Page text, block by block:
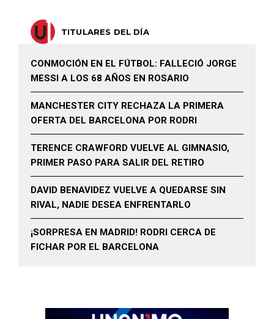
TITULARES DEL DÍA
CONMOCIÓN EN EL FÚTBOL: FALLECIÓ JORGE
MESSI A LOS 68 AÑOS EN ROSARIO
MANCHESTER CITY RECHAZA LA PRIMERA
OFERTA DEL BARCELONA POR RODRI
TERENCE CRAWFORD VUELVE AL GIMNASIO,
PRIMER PASO PARA SALIR DEL RETIRO
DAVID BENAVIDEZ VUELVE A QUEDARSE SIN
RIVAL, NADIE DESEA ENFRENTARLO
¡SORPRESA EN MADRID! RODRI CERCA DE
FICHAR POR EL BARCELONA